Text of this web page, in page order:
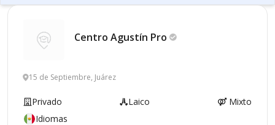
Centro Agustín Pro
15 de Septiembre, Juárez
Privado Laico
Mixto
Idiomas